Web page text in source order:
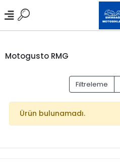
Motogusto RMG
Filtreleme
Ürün bulunamadı.